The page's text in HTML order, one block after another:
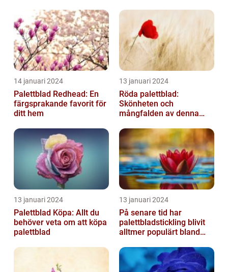
14 januari 2024
Palettblad Redhead: En
färgsprakande favorit för
ditt hem
13 januari 2024
Röda palettblad:
Skönheten och
mångfalden av denna
13 januari 2024
Palettblad Köpa: Allt du
behöver veta om att köpa
palettblad
13 januari 2024
På senare tid har
palettbladstickling blivit
alltmer populärt bland